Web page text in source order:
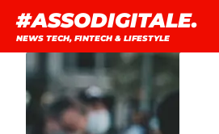
contenuto
#ASSODIGITALE.
NEWS TECH, FINTECH & LIFESTYLE